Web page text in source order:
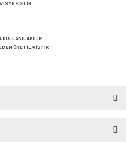
EDİLİR
KULLANILABİLİR
ÜRETİLMİŞTİR